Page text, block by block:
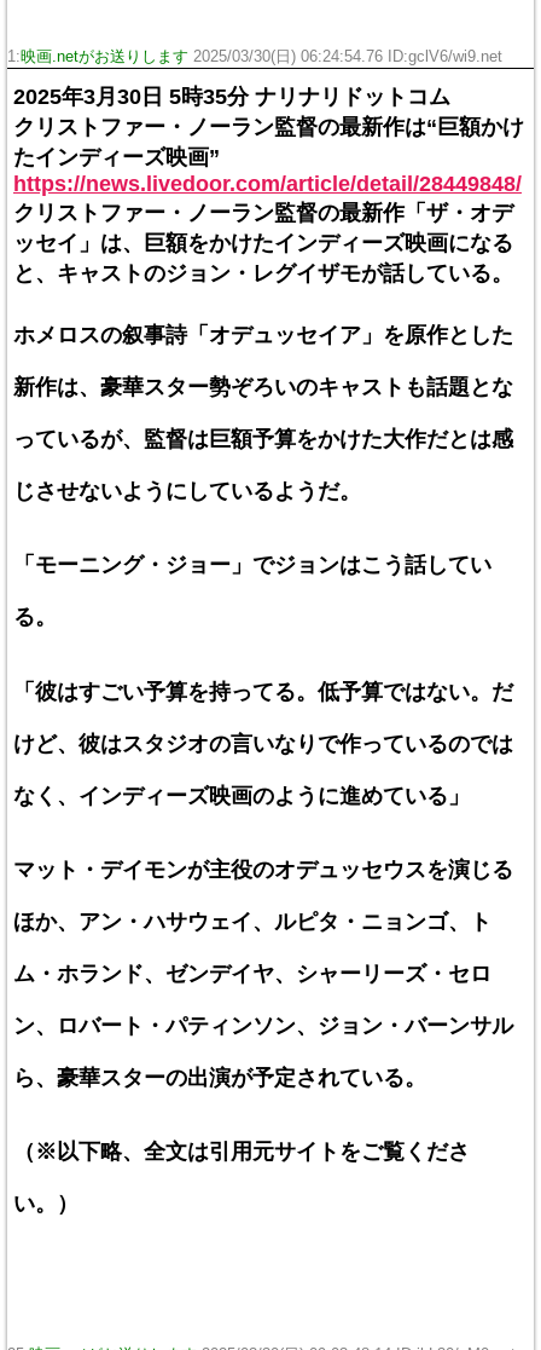
1:映画.netがお送りします 2025/03/30(日) 06:24:54.76 ID:gclV6/wi9.net
2025年3月30日 5時35分 ナリナリドットコム
クリストファー・ノーラン監督の最新作は“巨額かけ
たインディーズ映画”
https://news.livedoor.com/article/detail/28449848/
クリストファー・ノーラン監督の最新作「ザ・オデ
ッセイ」は、巨額をかけたインディーズ映画になる
と、キャストのジョン・レグイザモが話している。
ホメロスの叙事詩「オデュッセイア」を原作とした
新作は、豪華スター勢ぞろいのキャストも話題とな
っているが、監督は巨額予算をかけた大作だとは感
じさせないようにしているようだ。
「モーニング・ジョー」でジョンはこう話してい
る。
「彼はすごい予算を持ってる。低予算ではない。だ
けど、彼はスタジオの言いなりで作っているのでは
なく、インディーズ映画のように進めている」
マット・デイモンが主役のオデュッセウスを演じる
ほか、アン・ハサウェイ、ルピタ・ニョンゴ、ト
ム・ホランド、ゼンデイヤ、シャーリーズ・セロ
ン、ロバート・パティンソン、ジョン・バーンサル
ら、豪華スターの出演が予定されている。
（※以下略、全文は引用元サイトをご覧くださ
い。）